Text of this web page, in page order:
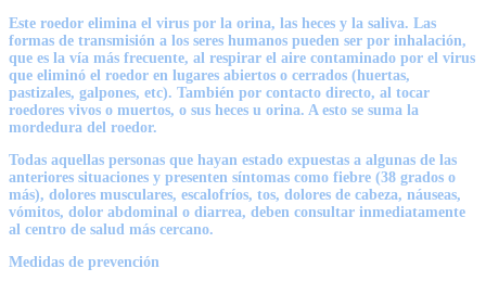
Este roedor elimina el virus por la orina, las heces y la saliva. Las
formas de transmisión a los seres humanos pueden ser por inhalación,
que es la vía más frecuente, al respirar el aire contaminado por el virus
que eliminó el roedor en lugares abiertos o cerrados (huertas,
pastizales, galpones, etc). También por contacto directo, al tocar
roedores vivos o muertos, o sus heces u orina. A esto se suma la
mordedura del roedor.
Todas aquellas personas que hayan estado expuestas a algunas de las
anteriores situaciones y presenten síntomas como fiebre (38 grados o
más), dolores musculares, escalofríos, tos, dolores de cabeza, náuseas,
vómitos, dolor abdominal o diarrea, deben consultar inmediatamente
al centro de salud más cercano.
Medidas de prevención